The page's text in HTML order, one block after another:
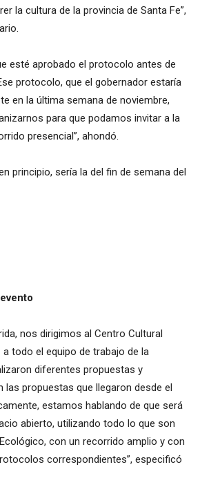
la cultura de la provincia de Santa Fe”,
esté aprobado el protocolo antes de
protocolo, que el gobernador estaría
en la última semana de noviembre,
para que podamos invitar a la
presencial”, ahondó.
principio, sería la del fin de semana del
nos dirigimos al Centro Cultural
a todo el equipo de trabajo de la
diferentes propuestas y
las propuestas que llegaron desde el
estamos hablando de que será
abierto, utilizando todo lo que son
con un recorrido amplio y con
correspondientes”, especificó